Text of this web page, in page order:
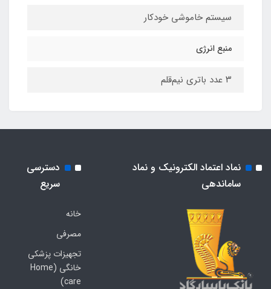
سیستم خاموشی خودکار
منبع انرژی
۳ عدد باتری نیم‌قلم
نماد اعتماد الکترونیک و نماد
ساماندهی
دسترسی
سریع
خانه
مصرفی
تجهیزات پزشکی
خانگی (Home
care)